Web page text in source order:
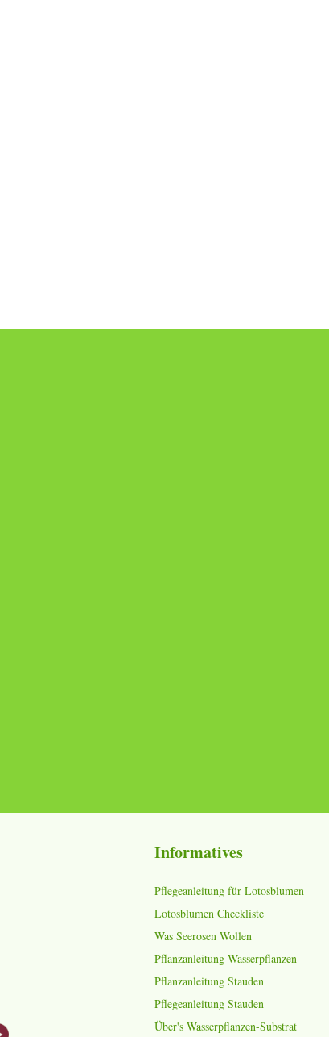
Informatives
Pflegeanleitung für Lotosblumen
Lotosblumen Checkliste
Was Seerosen Wollen
Pflanzanleitung Wasserpflanzen
Pflanzanleitung Stauden
Pflegeanleitung Stauden
Über's Wasserpflanzen-Substrat